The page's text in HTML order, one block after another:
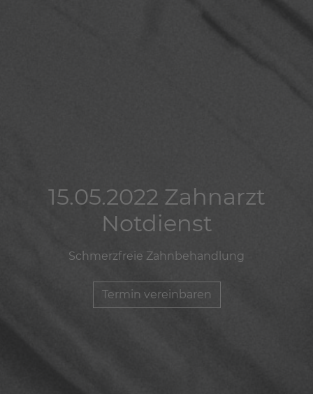
15.05.2022 Zahnarzt
Notdienst
Schmerzfreie Zahnbehandlung
Termin vereinbaren
15.05.2022 Zahnarzt
Notdienst
Schmerzfreie Zahnbehandlung
Termin vereinbaren
15.05.2022 Zahnarzt
Notdienst
Schmerzfreie Zahnbehandlung
Termin vereinbaren